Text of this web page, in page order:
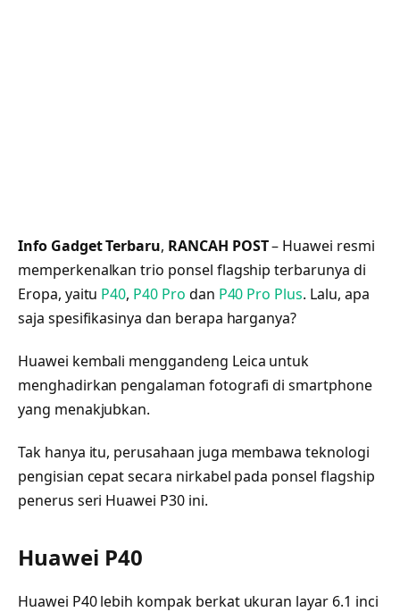
Info Gadget Terbaru, RANCAH POST– Huawei resmi
memperkenalkan trio ponsel flagship terbarunya di
Eropa, yaitu P40, P40 Pro dan P40 Pro Plus. Lalu, apa
saja spesifikasinya dan berapa harganya?
Huawei kembali menggandeng Leica untuk
menghadirkan pengalaman fotografi di smartphone
yang menakjubkan.
Tak hanya itu, perusahaan juga membawa teknologi
pengisian cepat secara nirkabel pada ponsel flagship
penerus seri Huawei P30 ini.
Huawei P40
Huawei P40 lebih kompak berkat ukuran layar 6.1 inci